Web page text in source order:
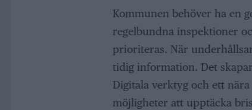
Kommunen behöver ha en
regelbundna inspektioner
prioriteras. När
tidig information. Det
Digitala verktyg och ett
möjligheter att upptäcka